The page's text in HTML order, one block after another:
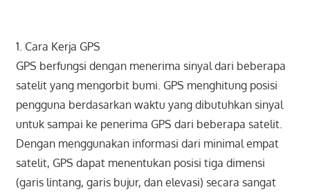
1. Cara Kerja GPS
GPS berfungsi dengan menerima sinyal dari beberapa
satelit yang mengorbit bumi. GPS menghitung posisi
pengguna berdasarkan waktu yang dibutuhkan sinyal
untuk sampai ke penerima GPS dari beberapa satelit.
Dengan menggunakan informasi dari minimal empat
satelit, GPS dapat menentukan posisi tiga dimensi
(garis lintang, garis bujur, dan elevasi) secara sangat